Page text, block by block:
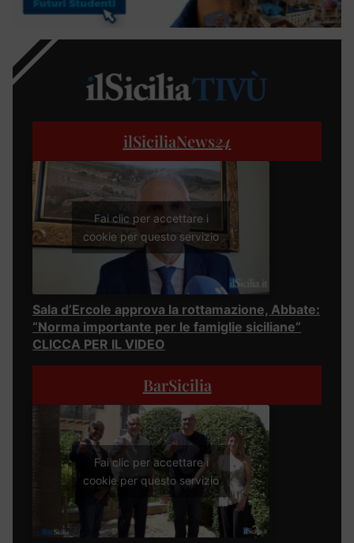
ilSiciliaNews24
Fai clic per accettare i
cookie per questo servizio
Sala d’Ercole approva la rottamazione, Abbate:
“Norma importante per le famiglie siciliane”
CLICCA PER IL VIDEO
BarSicilia
Fai clic per accettare i
cookie per questo servizio